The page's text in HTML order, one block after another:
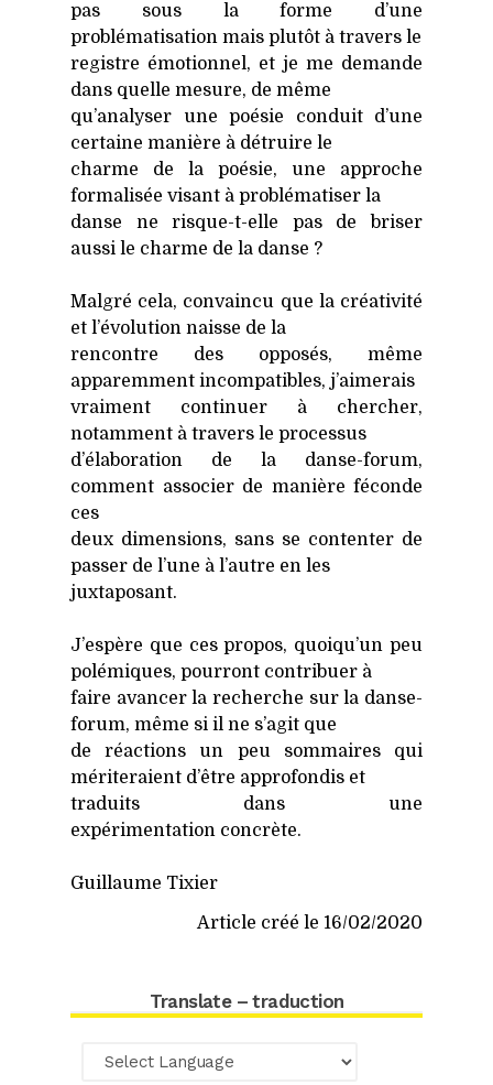
pas sous la forme d’une
pro­blé­ma­ti­sa­tion mais plu­tôt à tra­vers le
registre émo­tion­nel, et je me demande
dans quelle mesure, de même
qu’analyser une poé­sie conduit d’une
cer­taine manière à détruire le
charme de la poé­sie, une approche
for­ma­li­sée visant à pro­blé­ma­ti­ser la
danse ne risque-t-elle pas de bri­ser
aus­si le charme de la danse ?
Mal­gré cela, convain­cu que la créa­ti­vi­té
et l’évolution naisse de la
ren­contre des oppo­sés, même
appa­rem­ment incom­pa­tibles, j’aimerais
vrai­ment conti­nuer à cher­cher,
notam­ment à tra­vers le pro­ces­sus
d’élaboration de la danse-forum,
com­ment asso­cier de manière féconde
ces
deux dimen­sions, sans se conten­ter de
pas­ser de l’une à l’autre en les
jux­ta­po­sant.
J’espère que ces pro­pos, quoiqu’un peu
polé­miques, pour­ront contri­buer à
faire avan­cer la recherche sur la danse-
forum, même si il ne s’agit que
de réac­tions un peu som­maires qui
méri­te­raient d’être appro­fon­dis et
tra­duits dans une
expé­ri­men­ta­tion concrète.
Guillaume Tixier
Article créé le 16/02/2020
Translate – traduction